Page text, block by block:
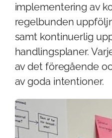
implementering av
regelbunden
samt kontinuerlig
handlingsplaner.
av det föregående
av goda intentioner.